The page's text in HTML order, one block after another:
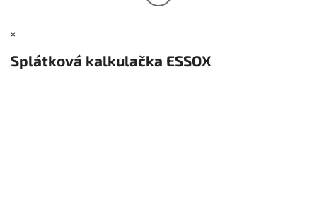
×
Splátková kalkulačka ESSOX